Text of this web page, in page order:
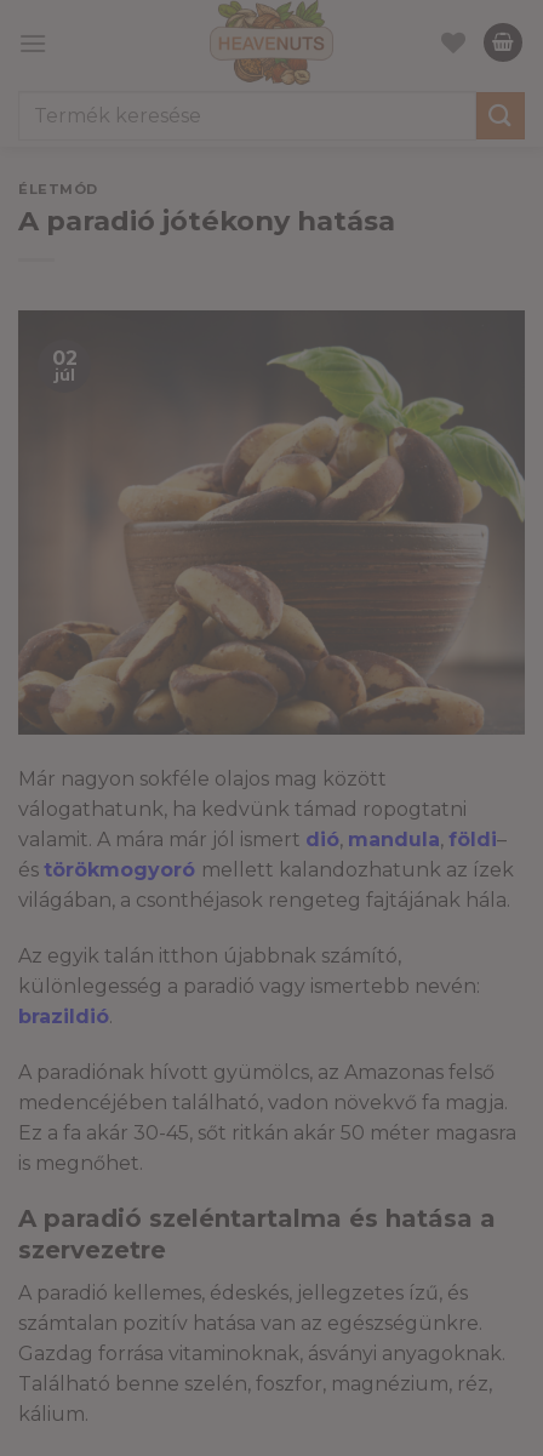
Keresés
ÉLETMÓD
A paradió jótékony hatása
02
júl
Már nagyon sokféle olajos mag között
válogathatunk, ha kedvünk támad ropogtatni
valamit. A mára már jól ismert dió, mandula, földi–
és törökmogyoró mellett kalandozhatunk az ízek
világában, a csonthéjasok rengeteg fajtájának hála.
Az egyik talán itthon újabbnak számító,
különlegesség a paradió vagy ismertebb nevén:
brazildió.
A paradiónak hívott gyümölcs, az Amazonas felső
medencéjében található, vadon növekvő fa magja.
Ez a fa akár 30-45, sőt ritkán akár 50 méter magasra
is megnőhet.
A paradió szeléntartalma és hatása a
szervezetre
A paradió kellemes, édeskés, jellegzetes ízű, és
számtalan pozitív hatása van az egészségünkre.
Gazdag forrása vitaminoknak, ásványi anyagoknak.
Található benne szelén, foszfor, magnézium, réz,
kálium.